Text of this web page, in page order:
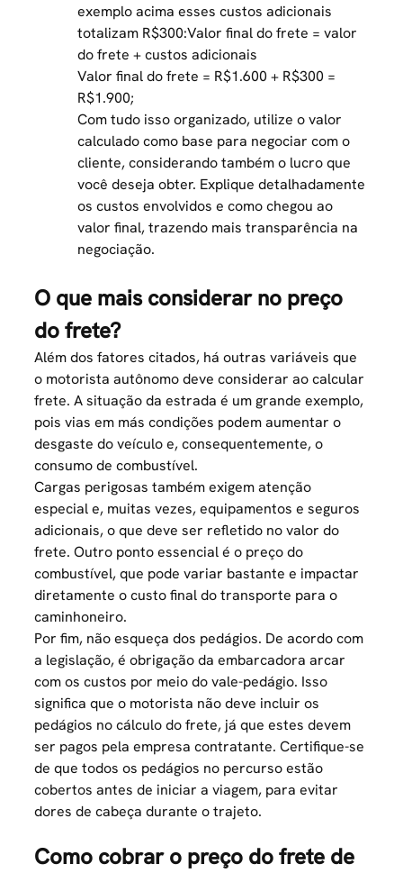
exemplo acima esses custos adicionais
totalizam R$300:Valor final do frete = valor
do frete + custos adicionais
Valor final do frete = R$1.600 + R$300 =
R$1.900;
Com tudo isso organizado, utilize o valor
calculado como base para negociar com o
cliente, considerando também o lucro que
você deseja obter. Explique detalhadamente
os custos envolvidos e como chegou ao
valor final, trazendo mais transparência na
negociação.
O que mais considerar no preço
do frete?
Além dos fatores citados, há outras variáveis que
o motorista autônomo deve considerar aocalcular
frete. A situação da estrada é um grande exemplo,
pois vias em más condições podem aumentar o
desgaste do veículo e, consequentemente, o
consumo de combustível.
Cargas perigosas também exigem atenção
especial e, muitas vezes, equipamentos e seguros
adicionais, o que deve ser refletido no valor do
frete. Outro ponto essencial é o preço do
combustível, que pode variar bastante e impactar
diretamente o custo final do transporte para o
caminhoneiro.
Por fim, não esqueça dos pedágios. De acordo com
a legislação, é obrigação da embarcadora arcar
com os custos por meio do vale-pedágio. Isso
significa que o motorista não deve incluir os
pedágios no cálculo do frete, já que estes devem
ser pagos pela empresa contratante. Certifique-se
de que todos os pedágios no percurso estão
cobertos antes de iniciar a viagem, para evitar
dores de cabeça durante o trajeto.
Como cobrar o preço do frete de